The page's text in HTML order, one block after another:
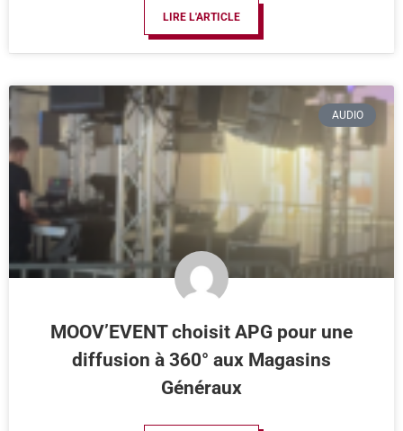
LIRE L'ARTICLE
AUDIO
MOOV’EVENT choisit APG pour une
diffusion à 360° aux Magasins
Généraux